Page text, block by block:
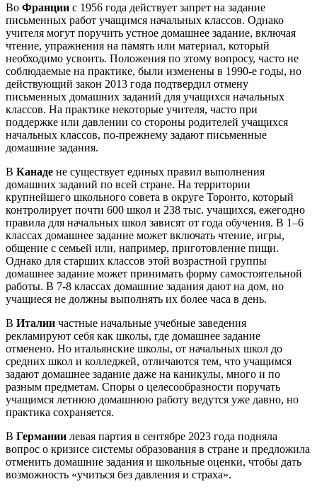
Во Франции с 1956 года действует запрет на задание
письменных работ учащимся начальных классов. Однако
учителя могут поручить устное домашнее задание, включая
чтение, упражнения на память или материал, который
необходимо усвоить. Положения по этому вопросу, часто не
соблюдаемые на практике, были изменены в 1990-е годы, но
действующий закон 2013 года подтвердил отмену
письменных домашних заданий для учащихся начальных
классов. На практике некоторые учителя, часто при
поддержке или давлении со стороны родителей учащихся
начальных классов, по-прежнему задают письменные
домашние задания.
В Канаде не существует единых правил выполнения
домашних заданий по всей стране. На территории
крупнейшего школьного совета в округе Торонто, который
контролирует почти 600 школ и 238 тыс. учащихся, ежегодно
правила для начальных школ зависят от года обучения. В 1–6
классах домашнее задание может включать чтение, игры,
общение с семьей или, например, приготовление пищи.
Однако для старших классов этой возрастной группы
домашнее задание может принимать форму самостоятельной
работы. В 7-8 классах домашние задания дают на дом, но
учащиеся не должны выполнять их более часа в день.
В Италии частные начальные учебные заведения
рекламируют себя как школы, где домашнее задание
отменено. Но итальянские школы, от начальных школ до
средних школ и колледжей, отличаются тем, что учащимся
задают домашнее задание даже на каникулы, много и по
разным предметам. Споры о целесообразности поручать
учащимся летнюю домашнюю работу ведутся уже давно, но
практика сохраняется.
В Германии левая партия в сентябре 2023 года подняла
вопрос о кризисе системы образования в стране и предложила
отменить домашние задания и школьные оценки, чтобы дать
возможность «учиться без давления и страха».